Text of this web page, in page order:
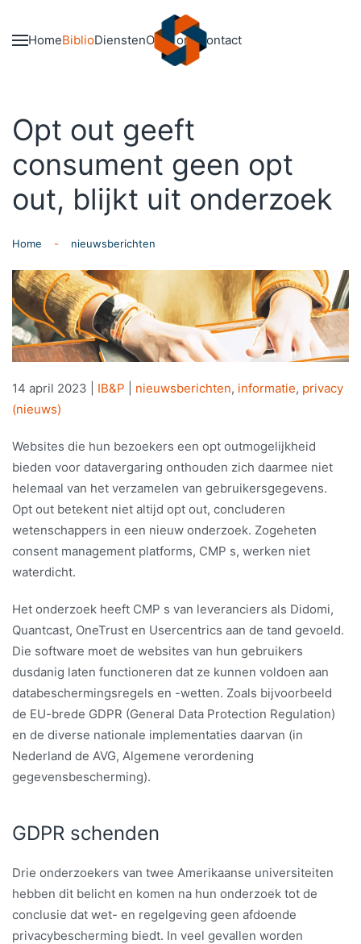
Skip to main content
HomeBiblioDienstenOver onsContact
Opt out geeft
consument geen opt
out, blijkt uit onderzoek
Home nieuwsberichten
14 april 2023 IB&P nieuwsberichten, informatie, privacy
(nieuws)
Websites die hun bezoekers een opt outmogelijkheid
bieden voor datavergaring onthouden zich daarmee niet
helemaal van het verzamelen van gebruikersgegevens.
Opt out betekent niet altijd opt out, concluderen
wetenschappers in een nieuw onderzoek. Zogeheten
consent management platforms, CMP s, werken niet
waterdicht.
Het onderzoek heeft CMP s van leveranciers als Didomi,
Quantcast, OneTrust en Usercentrics aan de tand gevoeld.
Die software moet de websites van hun gebruikers
dusdanig laten functioneren dat ze kunnen voldoen aan
databeschermingsregels en -wetten. Zoals bijvoorbeeld
de EU-brede GDPR (General Data Protection Regulation)
en de diverse nationale implementaties daarvan (in
Nederland de AVG, Algemene verordening
gegevensbescherming).
GDPR schenden
Drie onderzoekers van twee Amerikaanse universiteiten
hebben dit belicht en komen na hun onderzoek tot de
conclusie dat wet- en regelgeving geen afdoende
privacybescherming biedt. In veel gevallen worden